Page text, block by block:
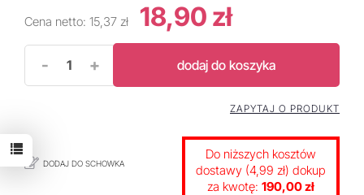
Cena netto: 15,37 zł 18,90 zł
- + dodaj do koszyka
DODAJ DO SCHOWKA
ZAPYTAJ O PRODUKT
Do niższych kosztów
dostawy (4,99 zł) dokup
za kwotę: 190,00 zł